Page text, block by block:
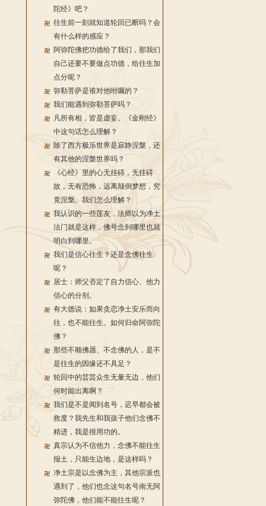
陀经》吧？
往生前一刻就知道轮回已断吗？会
有什么样的感应？
阿弥陀佛把功德给了我们，那我们
自己还要不要做点功德，给往生加
点分呢？
弥勒菩萨是谁对他咐嘱的？
我们能遇到弥勒菩萨吗？
凡所有相，皆是虚妄。《金刚经》
中这句话怎么理解？
除了西方极乐世界是寂静涅槃，还
有其他的涅槃世界吗？
《心经》里的心无挂碍，无挂碍
故，无有恐怖，远离颠倒梦想，究
竟涅槃。我们怎么理解？
我认识的一些莲友，法师以为净土
法门就是这样，佛号念到哪里也就
明白到哪里。
我们是信心往生？还是念佛往生
呢？
居士：师父否定了自力信心、他力
信心的分别。
有大德说：如果贪恋净土安乐而向
往，也不能往生。如何归命阿弥陀
佛？
那些不顺佛愿、不念佛的人，是不
是往生的因缘还不具足？
轮回中的芸芸众生无量无边，他们
何时能出离啊？
我们是不是闻到名号，迟早都会被
救度？我先生和我孩子他们念佛不
精进，我是很用功的。
真宗认为不信他力，念佛不能往生
报土，只能生边地，是这样吗？
净土宗是以念佛为主，其他宗派也
遇到了，他们也念这句名号南无阿
弥陀佛，他们能不能往生呢？